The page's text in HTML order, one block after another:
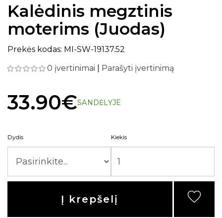
Kalėdinis megztinis
moterims (Juodas)
Prekės kodas: MI-SW-19137.52
0 įvertinimai
Parašyti įvertinimą
33.90€SANDĖLYJE
Dydis Kiekis
Į krepšelį